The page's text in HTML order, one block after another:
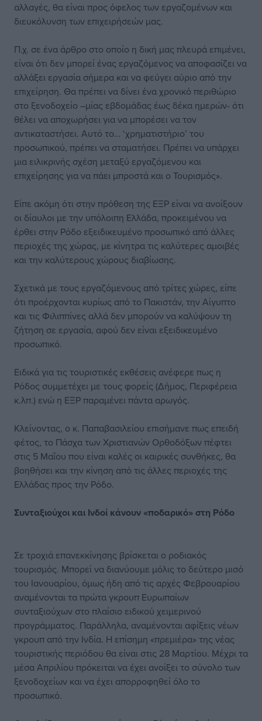
αλλαγές, θα είναι προς όφελος των εργαζομένων και
διευκόλυνση των επιχειρήσεών μας.
Π.χ. σε ένα άρθρο στο οποίο η δική μας πλευρά επιμένει,
είναι ότι δεν μπορεί ένας εργαζόμενος να αποφασίζει να
αλλάξει εργασία σήμερα και να φεύγει αύριο από την
επιχείρηση. Θα πρέπει να δίνει ένα χρονικό περιθώριο
στο ξενοδοχείο –μίας εβδομάδας έως δέκα ημερών- ότι
θέλει να αποχωρήσει για να μπορέσει να τον
αντικαταστήσει. Αυτό το… ‘χρηματιστήριο’ του
προσωπικού, πρέπει να σταματήσει. Πρέπει να υπάρχει
μια ειλικρινής σχέση μεταξύ εργαζόμενου και
επιχείρησης για να πάει μπροστά και ο Τουρισμός».
Είπε ακόμη ότι στην πρόθεση της ΕΞΡ είναι να ανοίξουν
οι δίαυλοι με την υπόλοιπη Ελλάδα, προκειμένου να
έρθει στην Ρόδο εξειδικευμένο προσωπικό από άλλες
περιοχές της χώρας, με κίνητρα τις καλύτερες αμοιβές
και την καλύτερους χώρους διαβίωσης.
Σχετικά με τους εργαζόμενους από τρίτες χώρες, είπε
ότι προέρχονται κυρίως από το Πακιστάν, την Αίγυπτο
και τις Φιλιππίνες αλλά δεν μπορούν να καλύψουν τη
ζήτηση σε εργασία, αφού δεν είναι εξειδικευμένο
προσωπικό.
Ειδικά για τις τουριστικές εκθέσεις ανέφερε πως η
Ρόδος συμμετέχει με τους φορείς (Δήμος, Περιφέρεια
κ.λπ.) ενώ η ΕΞΡ παραμένει πάντα αρωγός.
Κλείνοντας, ο κ. Παπαβασιλείου επισήμανε πως επειδή
φέτος, το Πάσχα των Χριστιανών Ορθοδόξων πέφτει
στις 5 Μαΐου που είναι καλές οι καιρικές συνθήκες, θα
βοηθήσει και την κίνηση από τις άλλες περιοχές της
Ελλάδας προς την Ρόδο.
Συνταξιούχοι και Ινδοί κάνουν «ποδαρικό» στη Ρόδο
Σε τροχιά επανεκκίνησης βρίσκεται ο ροδιακός
τουρισμός. Μπορεί να διανύουμε μόλις το δεύτερο μισό
του Ιανουαρίου, όμως ήδη από τις αρχές Φεβρουαρίου
αναμένονται τα πρώτα γκρουπ Ευρωπαίων
συνταξιούχων στο πλαίσιο ειδικού χειμερινού
προγράμματος. Παράλληλα, αναμένονται αφίξεις νέων
γκρουπ από την Ινδία. Η επίσημη «πρεμιέρα» της νέας
τουριστικής περιόδου θα είναι στις 28 Μαρτίου. Μέχρι τα
μέσα Απριλίου πρόκειται να έχει ανοίξει το σύνολο των
ξενοδοχείων και να έχει απορροφηθεί όλο το
προσωπικό.